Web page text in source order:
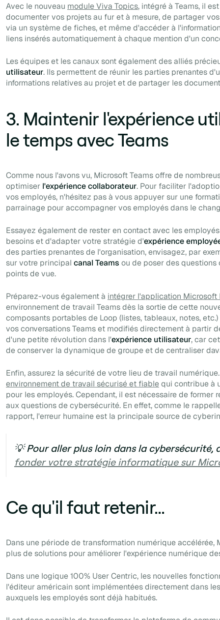
Avec le nouveau module Viva Topics, intégré à Teams, il
documenter vos projets au fur et à mesure, de partager
via un système de fiches, et même d'accéder à
liens insérés automatiquement à chaque mention d'un
Les équipes et les canaux sont également des alliés
utilisateur. Ils permettent de réunir les parties prenantes
informations relatives au projet et de partager les
3. Maintenir l'expérience
le temps avec Teams
Comme nous l'avons vu, Microsoft Teams offre de
optimiser l'expérience collaborateur. Pour faciliter
vos employés, n'hésitez pas à vous appuyer sur une
parrainage pour accompagner vos employés dans le
Essayez également de rester en contact avec les
besoins et d'adapter votre stratégie d'expérience
des parties prenantes de l'organisation, envisagez, par
sur votre principal canal Teams ou de poser des
points de vue.
Préparez-vous également à intégrer l'application Microsoft
environnement de travail Teams dès la sortie de cette
composants portables de Loop (listes, tableaux, notes,
vos conversations Teams et modifiés directement à partir
d'une petite révolution dans l'expérience utilisateur, car
de conserver la dynamique de groupe et de centraliser
Enfin, assurez la sécurité de votre lieu de travail
environnement de travail sécurisé et fiablequi contribue à
pour les employés. Cependant, il est nécessaire de former
aux questions de cybersécurité. En effet, comme le
rapport, l'erreur humaine est la principale source de
💡 Pour aller plus loin dans la cybersécurité,
fonder votre stratégie informatique sur
Ce qu'il faut retenir...
Dans une période de transformation numérique accélérée,
plus de solutions pour améliorer l'expérience numérique
Dans une logique 100% User Centric, les nouvelles
l'éditeur américain sont implémentées directement dans
auxquels les employés sont déjà habitués.